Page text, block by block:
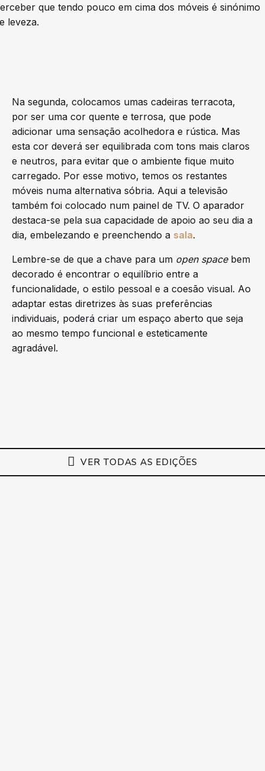
que tendo pouco em cima dos móveis é sinónimo
leveza.
Na segunda, colocamos umas cadeiras terracota,
por ser uma cor quente e terrosa, que pode
adicionar uma sensação acolhedora e rústica. Mas
esta cor deverá ser equilibrada com tons mais claros
e neutros, para evitar que o ambiente fique muito
carregado. Por esse motivo, temos os restantes
móveis numa alternativa sóbria. Aqui a televisão
também foi colocado num painel de TV. O aparador
destaca-se pela sua capacidade de apoio ao seu dia a
dia, embelezando e preenchendo a sala.
Lembre-se de que a chave para um open spacebem
decorado é encontrar o equilíbrio entre a
funcionalidade, o estilo pessoal e a coesão visual. Ao
adaptar estas diretrizes às suas preferências
individuais, poderá criar um espaço aberto que seja
ao mesmo tempo funcional e esteticamente
agradável.
VER TODAS AS EDIÇÕES